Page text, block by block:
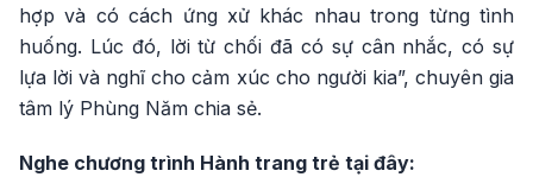
hợp và có cách ứng xử khác nhau trong từng tình
huống. Lúc đó, lời từ chối đã có sự cân nhắc, có sự
lựa lời và nghĩ cho cảm xúc cho người kia”, chuyên gia
tâm lý Phùng Năm chia sẻ.
Nghe chương trình Hành trang trẻ tại đây: